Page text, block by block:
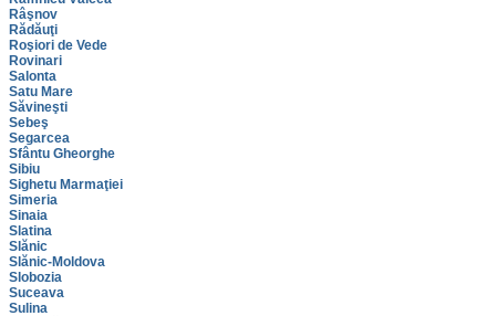
Râşnov
Rădăuţi
Roşiori de Vede
Rovinari
Salonta
Satu Mare
Săvineşti
Sebeş
Segarcea
Sfântu Gheorghe
Sibiu
Sighetu Marmaţiei
Simeria
Sinaia
Slatina
Slănic
Slănic-Moldova
Slobozia
Suceava
Sulina